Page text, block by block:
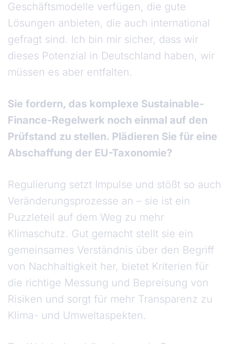
Geschäftsmodelle verfügen, die gute
Lösungen anbieten, die auch international
gefragt sind. Ich bin mir sicher, dass wir
dieses Potenzial in Deutschland haben, wir
müssen es aber entfalten.
Sie fordern, das komplexe Sustainable-
Finance-Regelwerk noch einmal auf den
Prüfstand zu stellen. Plädieren Sie für eine
Abschaffung der EU-Taxonomie?
Regulierung setzt Impulse und stößt so auch
Veränderungsprozesse an – sie ist ein
Puzzleteil auf dem Weg zu mehr
Klimaschutz. Gut gemacht stellt sie ein
gemeinsames Verständnis über den Begriff
von Nachhaltigkeit her, bietet Kriterien für
die richtige Messung und Bepreisung von
Risiken und sorgt für mehr Transparenz zu
Klima- und Umweltaspekten.